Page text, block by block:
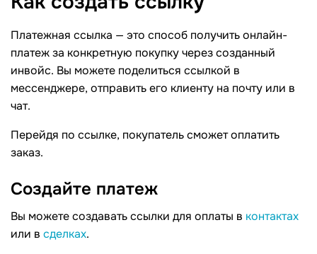
Платежная ссылка — это способ получить онлайн-
платеж за конкретную покупку через созданный
инвойс. Вы можете поделиться ссылкой в ​​
мессенджере, отправить его клиенту на почту или в
чат.
Перейдя по ссылке, покупатель сможет оплатить
заказ.
Создайте платеж
Вы можете создавать ссылки для оплаты в контактах
или в сделках.